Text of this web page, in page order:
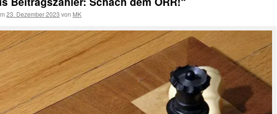
23. Dezember 2023 von MK